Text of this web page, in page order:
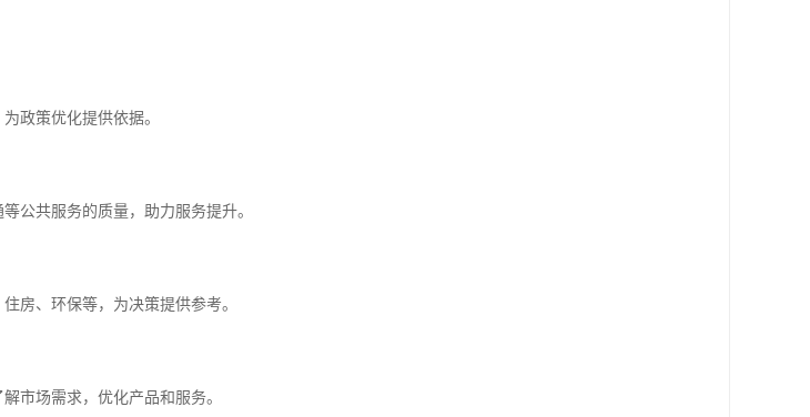
政策优化提供依据。
公共服务的质量，助力服务提升。
房、环保等，为决策提供参考。
市场需求，优化产品和服务。